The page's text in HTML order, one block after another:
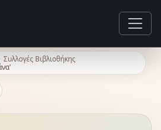
Συλλογές Βιβλιοθήκης